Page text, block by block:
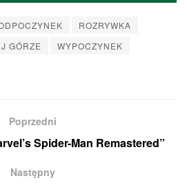
ROZRYWKA
GÓRZE
WYPOCZYNEK
Poprzedni
Spider-Man Remastered”
Następny